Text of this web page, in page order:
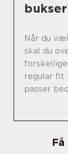
Når du
skal du
regular fit
passer